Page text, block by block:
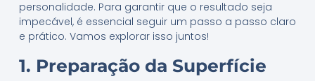
personalidade. Para garantir que o resultado seja
impecável, é essencial seguir um passo a passo claro
e prático. Vamos explorar isso juntos!
1. Preparação da Superfície